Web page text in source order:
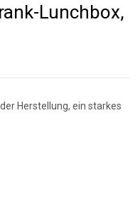
Lunchbox,
Herstellung, ein starkes